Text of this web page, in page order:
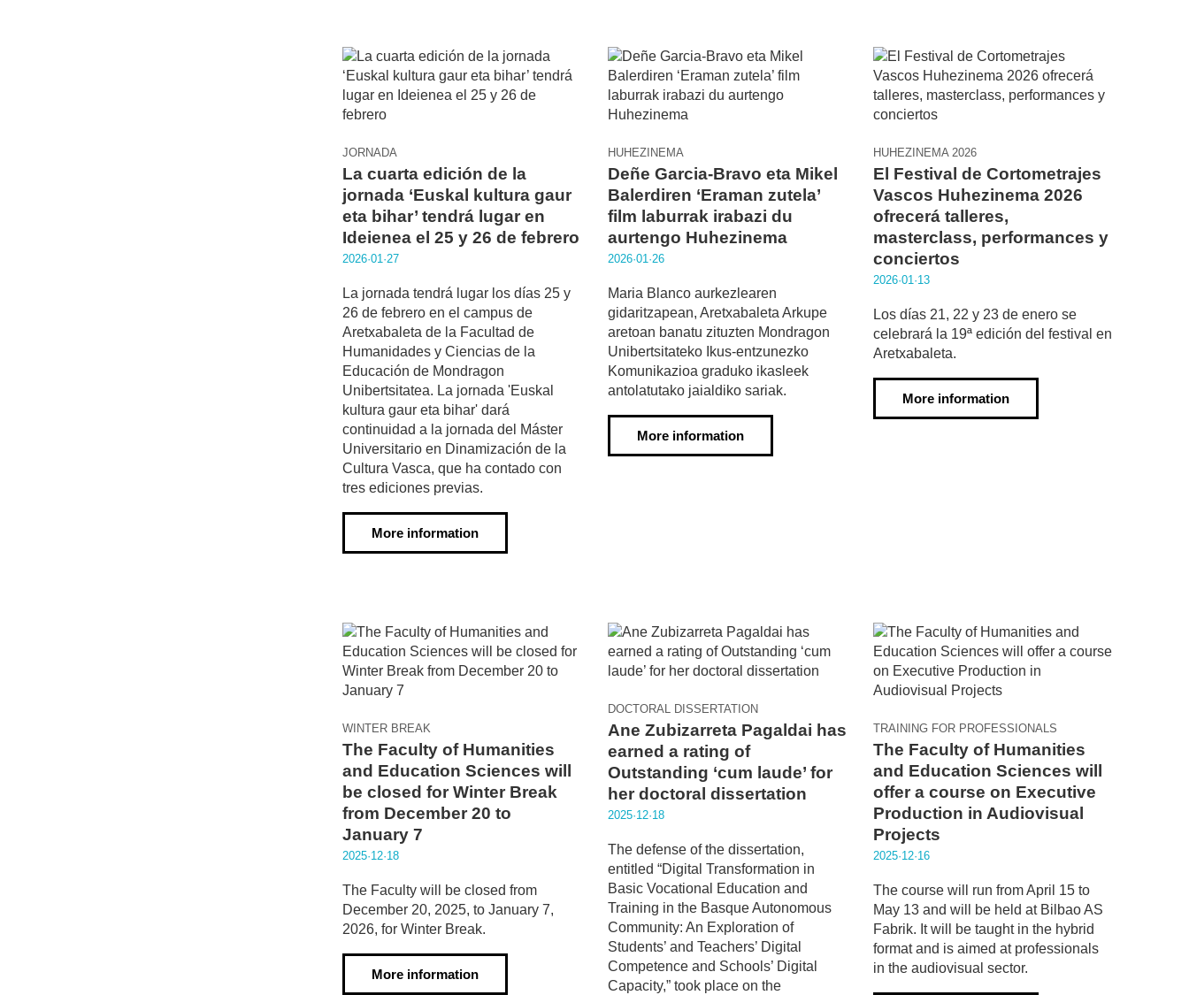
JORNADA
La cuarta edición de la
jornada ‘Euskal kultura gaur
eta bihar’ tendrá lugar en
Ideienea el 25 y 26 de febrero
2026·01·27
La jornada tendrá lugar los días 25 y
26 de febrero en el campus de
Aretxabaleta de la Facultad de
Humanidades y Ciencias de la
Educación de Mondragon
Unibertsitatea. La jornada 'Euskal
kultura gaur eta bihar' dará
continuidad a la jornada del Máster
Universitario en Dinamización de la
Cultura Vasca, que ha contado con
tres ediciones previas.
More information
HUHEZINEMA
Deñe Garcia-Bravo eta Mikel
Balerdiren ‘Eraman zutela’
film laburrak irabazi du
aurtengo Huhezinema
2026·01·26
Maria Blanco aurkezlearen
gidaritzapean, Aretxabaleta Arkupe
aretoan banatu zituzten Mondragon
Unibertsitateko Ikus-entzunezko
Komunikazioa graduko ikasleek
antolatutako jaialdiko sariak.
More information
HUHEZINEMA 2026
El Festival de Cortometrajes
Vascos Huhezinema 2026
ofrecerá talleres,
masterclass, performances y
conciertos
2026·01·13
Los días 21, 22 y 23 de enero se
celebrará la 19ª edición del festival en
Aretxabaleta.
More information
WINTER BREAK
The Faculty of Humanities
and Education Sciences will
be closed for Winter Break
from December 20 to
January 7
2025·12·18
The Faculty will be closed from
December 20, 2025, to January 7,
2026, for Winter Break.
More information
DOCTORAL DISSERTATION
Ane Zubizarreta Pagaldai has
earned a rating of
Outstanding ‘cum laude’ for
her doctoral dissertation
2025·12·18
The defense of the dissertation,
entitled “Digital Transformation in
Basic Vocational Education and
Training in the Basque Autonomous
Community: An Exploration of
Students’ and Teachers’ Digital
Competence and Schools’ Digital
Capacity,” took place on the
TRAINING FOR PROFESSIONALS
The Faculty of Humanities
and Education Sciences will
offer a course on Executive
Production in Audiovisual
Projects
2025·12·16
The course will run from April 15 to
May 13 and will be held at Bilbao AS
Fabrik. It will be taught in the hybrid
format and is aimed at professionals
in the audiovisual sector.